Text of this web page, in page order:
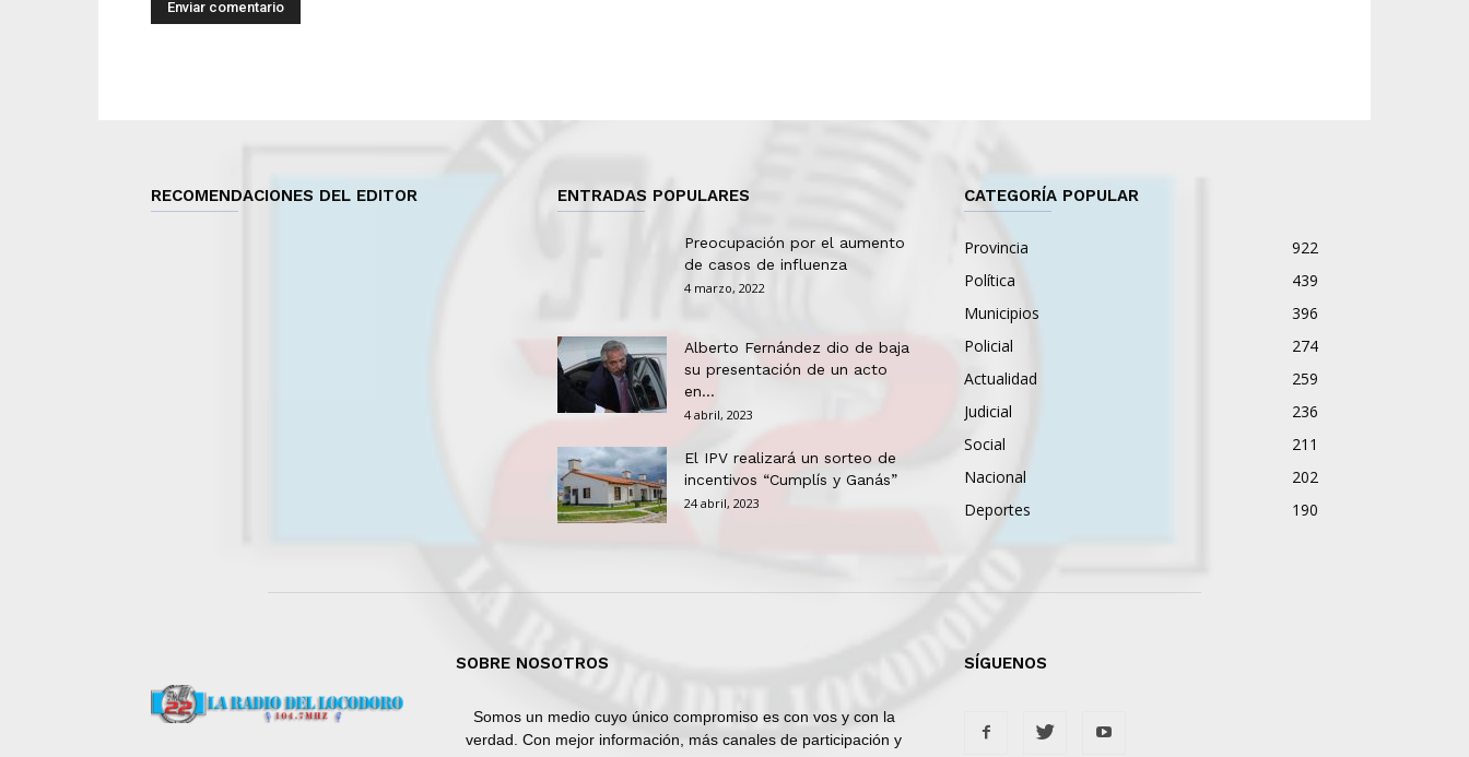
RECOMENDACIONES DEL EDITOR ENTRADAS POPULARES
Preocupación por el aumento
de casos de influenza
4 marzo, 2022
Alberto Fernández dio de baja
su presentación de un acto
en...
4 abril, 2023
El IPV realizará un sorteo de
incentivos “Cumplís y Ganás”
24 abril, 2023
CATEGORÍA POPULAR
Provincia
922
Política
439
Municipios
396
Policial
274
Actualidad
259
Judicial
236
Social
211
Nacional
202
Deportes
190
SOBRE NOSOTROS
Somos un medio cuyo único compromiso es con vos y con la
verdad. Con mejor información, más canales de participación y
SÍGUENOS